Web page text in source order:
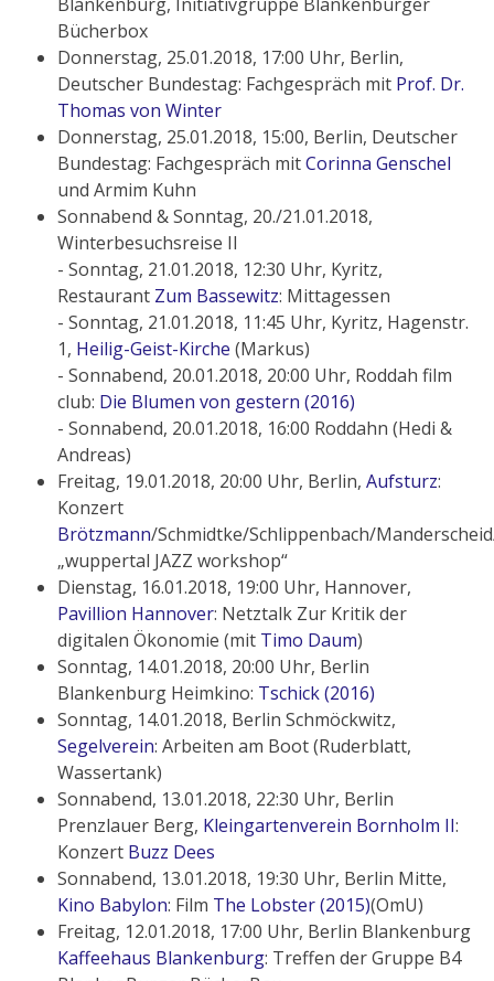
Bücherbox
Donnerstag, 25.01.2018, 17:00 Uhr, Berlin,
Deutscher Bundestag: Fachgespräch mit Prof. Dr.
Thomas von Winter
Donnerstag, 25.01.2018, 15:00, Berlin, Deutscher
Bundestag: Fachgespräch mitCorinna Genschel
und Armim Kuhn
Sonnabend & Sonntag, 20./21.01.2018,
Winterbesuchsreise II
- Sonntag, 21.01.2018, 12:30 Uhr, Kyritz,
Restaurant Zum Bassewitz: Mittagessen
- Sonntag, 21.01.2018, 11:45 Uhr, Kyritz, Hagenstr.
1, Heilig-Geist-Kirche (Markus)
- Sonnabend, 20.01.2018, 20:00 Uhr, Roddah film
club: Die Blumen von gestern (2016)
- Sonnabend, 20.01.2018, 16:00 Roddahn (Hedi &
Andreas)
Freitag, 19.01.2018, 20:00 Uhr, Berlin, Aufsturz:
Konzert
Brötzmann/Schmidtke/Schlippenbach/
„wuppertal JAZZ workshop“
Dienstag, 16.01.2018, 19:00 Uhr, Hannover,
Pavillion Hannover: Netztalk Zur Kritik der
digitalen Ökonomie (mit Timo Daum)
Sonntag, 14.01.2018, 20:00 Uhr, Berlin
Blankenburg Heimkino: Tschick (2016)
Sonntag, 14.01.2018, Berlin Schmöckwitz,
Segelverein: Arbeiten am Boot (Ruderblatt,
Wassertank)
Sonnabend, 13.01.2018, 22:30 Uhr, Berlin
Prenzlauer Berg, Kleingartenverein Bornholm II:
Konzert Buzz Dees
Sonnabend, 13.01.2018, 19:30 Uhr, Berlin Mitte,
Kino Babylon: Film The Lobster (2015)(OmU)
Freitag, 12.01.2018, 17:00 Uhr, Berlin Blankenburg
Kaffeehaus Blankenburg: Treffen der Gruppe B4